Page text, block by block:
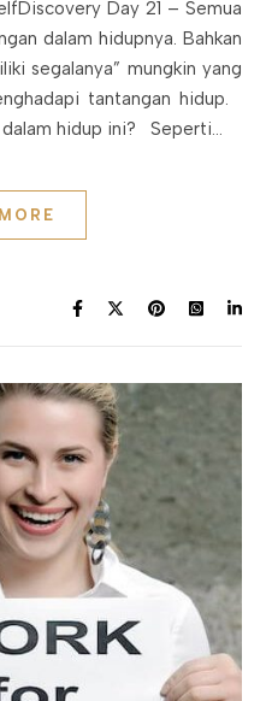
dalam hidupnya. Bahkan
segalanya” mungkin yang
tantangan hidup.
dalam hidup ini? Seperti…